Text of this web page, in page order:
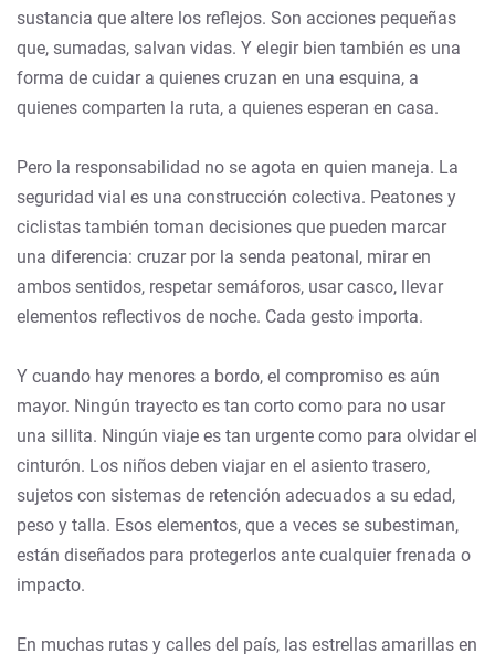
sustancia que altere los reflejos. Son acciones pequeñas
que, sumadas, salvan vidas. Y elegir bien también es una
forma de cuidar a quienes cruzan en una esquina, a
quienes comparten la ruta, a quienes esperan en casa.
Pero la responsabilidad no se agota en quien maneja. La
seguridad vial es una construcción colectiva. Peatones y
ciclistas también toman decisiones que pueden marcar
una diferencia: cruzar por la senda peatonal, mirar en
ambos sentidos, respetar semáforos, usar casco, llevar
elementos reflectivos de noche. Cada gesto importa.
Y cuando hay menores a bordo, el compromiso es aún
mayor. Ningún trayecto es tan corto como para no usar
una sillita. Ningún viaje es tan urgente como para olvidar el
cinturón. Los niños deben viajar en el asiento trasero,
sujetos con sistemas de retención adecuados a su edad,
peso y talla. Esos elementos, que a veces se subestiman,
están diseñados para protegerlos ante cualquier frenada o
impacto.
En muchas rutas y calles del país, las estrellas amarillas en